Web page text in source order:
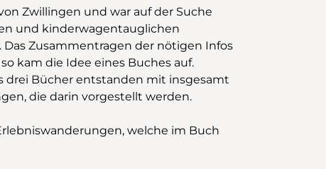
Zwillingen und war auf der Suche
und kinderwagentauglichen
Zusammentragen der nötigen Infos
kam die Idee eines Buches auf.
drei Bücher entstanden mit insgesamt
die darin vorgestellt werden.
welche im Buch